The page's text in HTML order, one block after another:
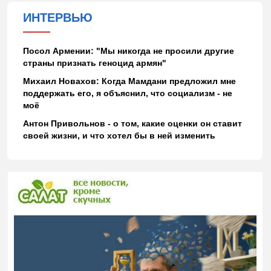
ИНТЕРВЬЮ
Посол Армении: "Мы никогда не просили другие
страны признать геноцид армян"
Михаил Новахов: Когда Мамдани предложил мне
поддержать его, я объяснил, что социализм - не
моё
Антон Привольнов - о том, какие оценки он ставит
своей жизни, и что хотел бы в ней изменить